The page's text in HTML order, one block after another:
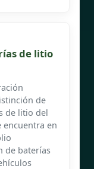
de litio
de
de litio del
encuentra en
de baterías